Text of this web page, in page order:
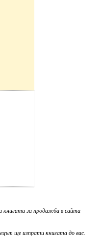
книгата за продажба в сайта
ще изпрати книгата до вас.